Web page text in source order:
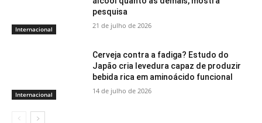
Internacional
pesquisa
21 de julho de 2026
Internacional
Cerveja contra a fadiga? Estudo do
Japão cria levedura capaz de produzir
bebida rica em aminoácido funcional
14 de julho de 2026